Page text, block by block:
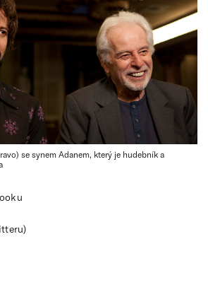
se synem Adanem, který je hudebník a